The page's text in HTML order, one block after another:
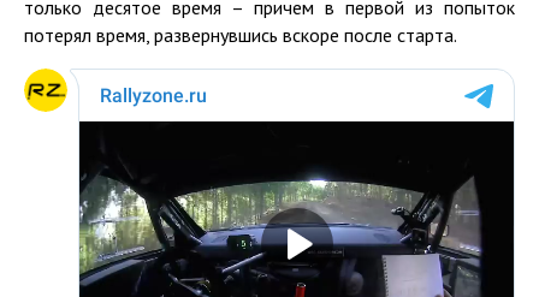
только десятое время – причем в первой из попыток
потерял время, развернувшись вскоре после старта.